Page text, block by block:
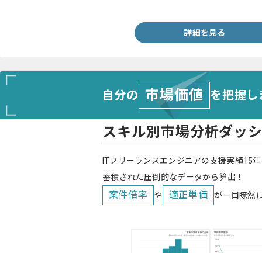
詳細を見る
自分の 市場価値 を把握
スキル別市場分析ダッ
ITフリーランスエンジニアの支援実績15
蓄積された圧倒的なデータから算出！
案件倍率 や 適正単価 が一目瞭然